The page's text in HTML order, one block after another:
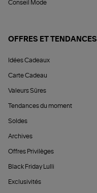
Conseil Mode
OFFRES ET TENDANCES
Idées Cadeaux
Carte Cadeau
Valeurs Sûres
Tendances du moment
Soldes
Archives
Offres Privilèges
Black Friday Lulli
Exclusivités